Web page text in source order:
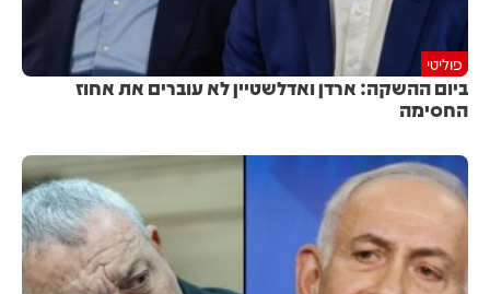
פוליטי
ביום ההשקה: ארדן ואדלשטיין לא עוברים את אחוז
החסימה